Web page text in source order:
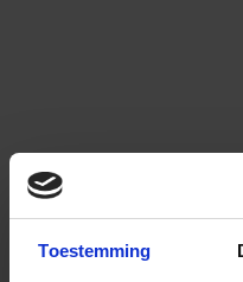
Toestemming